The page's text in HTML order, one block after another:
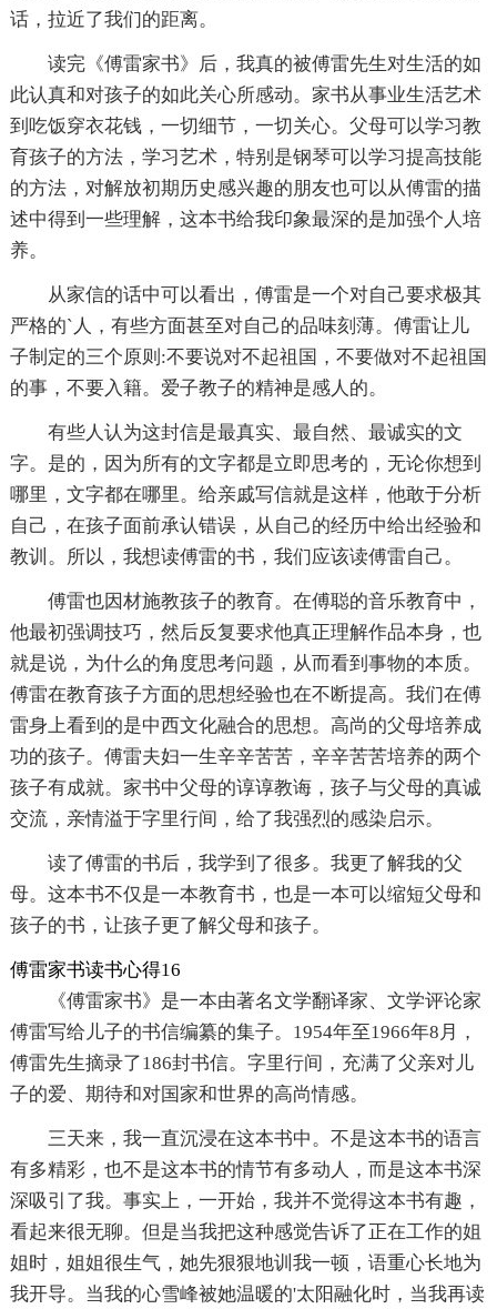
话，拉近了我们的距离。
读完《傅雷家书》后，我真的被傅雷先生对生活的如
此认真和对孩子的如此关心所感动。家书从事业生活艺术
到吃饭穿衣花钱，一切细节，一切关心。父母可以学习教
育孩子的方法，学习艺术，特别是钢琴可以学习提高技能
的方法，对解放初期历史感兴趣的朋友也可以从傅雷的描
述中得到一些理解，这本书给我印象最深的是加强个人培
养。
从家信的话中可以看出，傅雷是一个对自己要求极其
严格的`人，有些方面甚至对自己的品味刻薄。傅雷让儿
子制定的三个原则:不要说对不起祖国，不要做对不起祖国
的事，不要入籍。爱子教子的精神是感人的。
有些人认为这封信是最真实、最自然、最诚实的文
字。是的，因为所有的文字都是立即思考的，无论你想到
哪里，文字都在哪里。给亲戚写信就是这样，他敢于分析
自己，在孩子面前承认错误，从自己的经历中给出经验和
教训。所以，我想读傅雷的书，我们应该读傅雷自己。
傅雷也因材施教孩子的教育。在傅聪的音乐教育中，
他最初强调技巧，然后反复要求他真正理解作品本身，也
就是说，为什么的角度思考问题，从而看到事物的本质。
傅雷在教育孩子方面的思想经验也在不断提高。我们在傅
雷身上看到的是中西文化融合的思想。高尚的父母培养成
功的孩子。傅雷夫妇一生辛辛苦苦，辛辛苦苦培养的两个
孩子有成就。家书中父母的谆谆教诲，孩子与父母的真诚
交流，亲情溢于字里行间，给了我强烈的感染启示。
读了傅雷的书后，我学到了很多。我更了解我的父
母。这本书不仅是一本教育书，也是一本可以缩短父母和
孩子的书，让孩子更了解父母和孩子。
傅雷家书读书心得16
《傅雷家书》是一本由著名文学翻译家、文学评论家
傅雷写给儿子的书信编纂的集子。1954年至1966年8月，
傅雷先生摘录了186封书信。字里行间，充满了父亲对儿
子的爱、期待和对国家和世界的高尚情感。
三天来，我一直沉浸在这本书中。不是这本书的语言
有多精彩，也不是这本书的情节有多动人，而是这本书深
深吸引了我。事实上，一开始，我并不觉得这本书有趣，
看起来很无聊。但是当我把这种感觉告诉了正在工作的姐
姐时，姐姐很生气，她先狠狠地训我一顿，语重心长地为
我开导。当我的心雪峰被她温暖的'太阳融化时，当我再读